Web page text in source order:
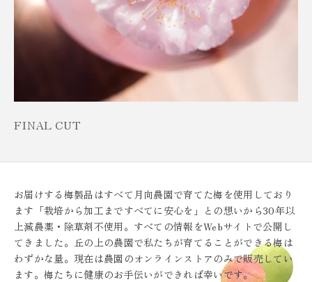
FINAL CUT
お届けする梅製品はすべて月向農園で育てた梅を使用しており
ます「栽培から加工まですべてに安心を」との想いから30年以
上減農薬・除草剤不使用。すべての情報をWebサイトで公開し
てきました。丘の上の農園で私たちが育てることができる梅は
わずかな量。現在は農園のオンラインストアのみで販売してい
ます。梅たちに健康のお手伝いができれば幸いです。